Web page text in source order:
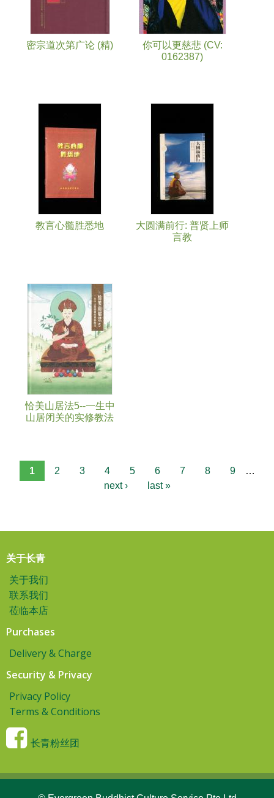
密宗道次第广论 (精)
你可以更慈悲 (CV:
0162387)
教言心髓胜悉地
大圆满前行: 普贤上师
言教
恰美山居法5--一生中
山居闭关的实修教法
1 2 3 4 5 6 7 8 9
…
next ›
last »
关于长青
关于我们
联系我们
莅临本店
Purchases
Delivery & Charge
Security & Privacy
Privacy Policy
Terms & Conditions
长青粉丝团